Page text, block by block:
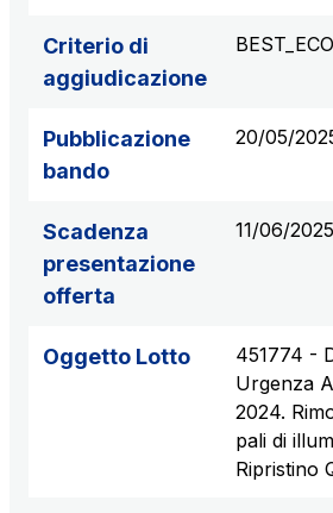
Scadenza concessione: 2032
Km rete: 55
Scadenza concessione: 2028
Tangenziale di Napoli S.p.A.
Km rete: 20
Scadenza concessione: 2037
Criterio di
aggiudicazione
Pubblicazione
bando
20/05/
Scadenza
presentazione
offerta
11/06/2025
Oggetto Lotto
451774 -
Urgenza
2024.
pali di
Ripristino